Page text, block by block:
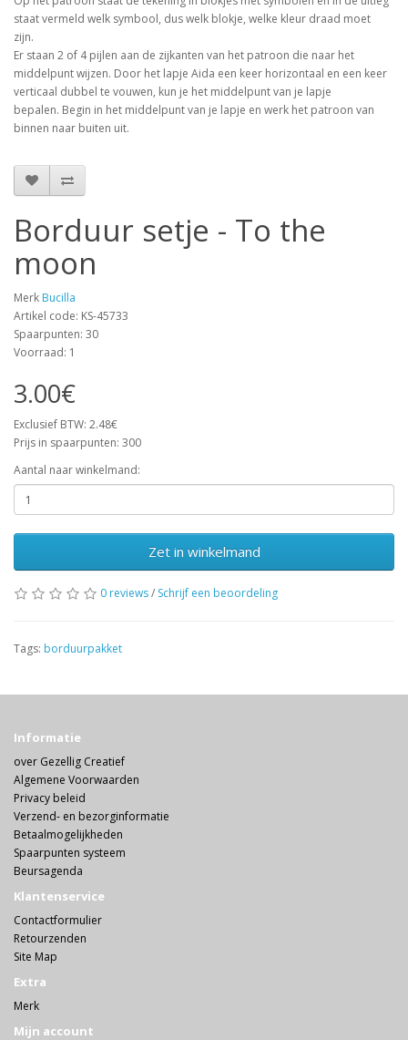
staat vermeld welk symbool, dus welk blokje, welke kleur draad moet
zijn.
Er staan 2 of 4 pijlen aan de zijkanten van het patroon die naar het
middelpunt wijzen. Door het lapje Aida een keer horizontaal en een keer
verticaal dubbel te vouwen, kun je het middelpunt van je lapje
bepalen. Begin in het middelpunt van je lapje en werk het patroon van
binnen naar buiten uit.
Borduur setje - To the
moon
Merk Bucilla
Artikel code: KS-45733
Spaarpunten: 30
Voorraad: 1
3.00€
Exclusief BTW: 2.48€
Prijs in spaarpunten: 300
Aantal naar winkelmand:
Zet in winkelmand
0 reviews/ Schrijf een beoordeling
Tags: borduurpakket
Informatie
over Gezellig Creatief
Algemene Voorwaarden
Privacy beleid
Verzend- en bezorginformatie
Betaalmogelijkheden
Spaarpunten systeem
Beursagenda
Klantenservice
Contactformulier
Retourzenden
Site Map
Extra
Merk
Mijn account